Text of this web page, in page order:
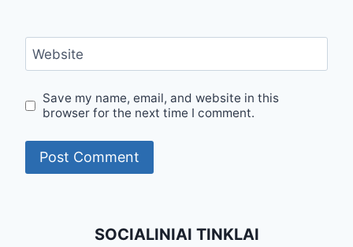
Website
Save my name, email, and website in this
browser for the next time I comment.
SOCIALINIAI TINKLAI